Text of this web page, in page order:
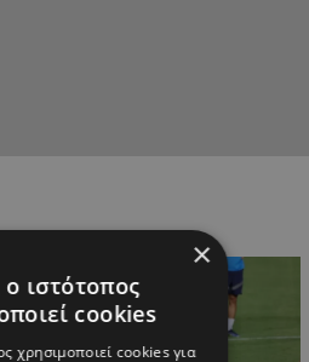
×
ιστότοπος
cookies
χρησιμοποιεί cookies για